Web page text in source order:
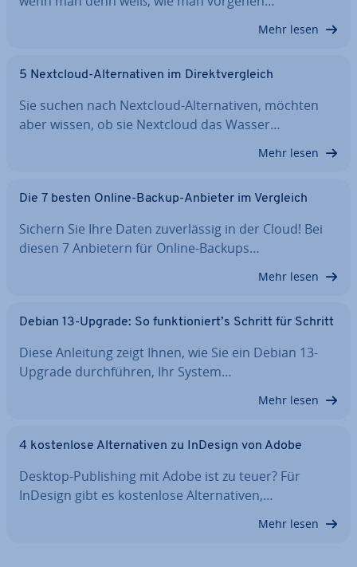
Mehr lesen
5 Nextcloud-Al­ter­na­ti­ven im Di­rekt­ver­gleich
Sie suchen nach Nextcloud-Al­ter­na­ti­ven, möchten
aber wissen, ob sie Nextcloud das Wasser…
Mehr lesen
Die 7 besten Online-Backup-Anbieter im Vergleich
Sichern Sie Ihre Daten zu­ver­läs­sig in der Cloud! Bei
diesen 7 Anbietern für Online-Backups…
Mehr lesen
Debian 13-Upgrade: So funk­tio­niert’s Schritt für Schritt
Diese Anleitung zeigt Ihnen, wie Sie ein Debian 13-
Upgrade durch­füh­ren, Ihr System…
Mehr lesen
4 kos­ten­lo­se Al­ter­na­ti­ven zu InDesign von Adobe
Desktop-Pu­bli­shing mit Adobe ist zu teuer? Für
InDesign gibt es kos­ten­lo­se Al­ter­na­ti­ven,…
Mehr lesen